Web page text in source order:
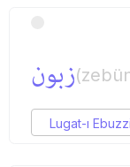
زبون
Lugat-ı